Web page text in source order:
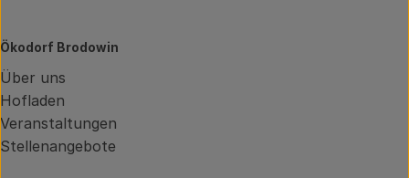
Ökodorf Brodowin
Über uns
Hofladen
Veranstaltungen
Stellenangebote